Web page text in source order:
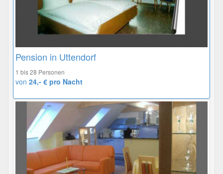
Pension in Uttendorf
1 bis 28 Personen
von 24,- € pro Nacht